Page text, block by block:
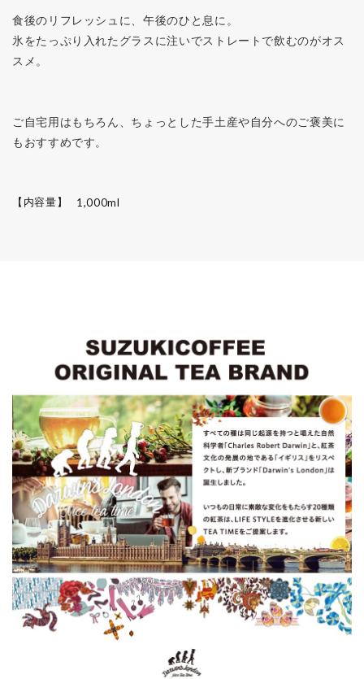
食後のリフレッシュに、午後のひと息に。
氷をたっぷり入れたグラスに注いでストレートで飲むのがオス
スメ。
ご自宅用はもちろん、ちょっとした手土産や自分へのご褒美に
もおすすめです。
【内容量】 1,000ml